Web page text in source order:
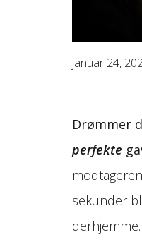
januar 24,
Drømmer
perfekte
sekunder